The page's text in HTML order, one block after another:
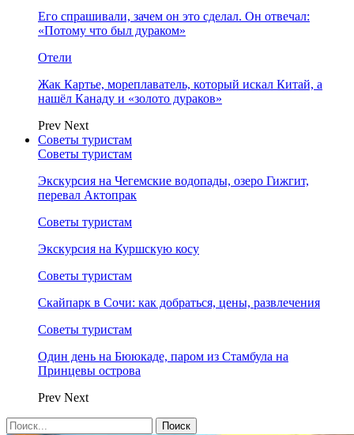
Его спрашивали, зачем он это сделал. Он отвечал:
«Потому что был дураком»
Отели
Жак Картье, мореплаватель, который искал Китай, а
нашёл Канаду и «золото дураков»
Prev Next
Советы туристам
Советы туристам
Экскурсия на Чегемские водопады, озеро Гижгит,
перевал Актопрак
Советы туристам
Экскурсия на Куршскую косу
Советы туристам
Скайпарк в Сочи: как добраться, цены, развлечения
Советы туристам
Один день на Бююкаде, паром из Стамбула на
Принцевы острова
Prev Next